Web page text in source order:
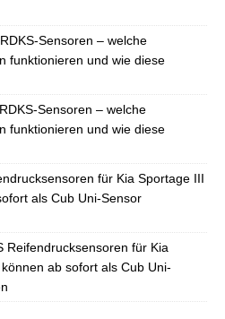
Sensoren – welche
funktionieren und wie diese
Sensoren – welche
funktionieren und wie diese
für Kia Sportage III
als Cub Uni-Sensor
Reifendrucksensoren für Kia
ab sofort als Cub Uni-